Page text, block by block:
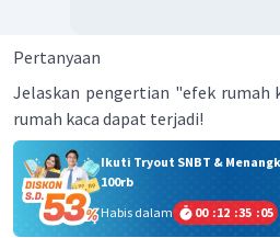
Pertanyaan
Jelaskan pengertian "efek rumah
rumah kaca dapat terjadi!
Ikuti Tryout SNBT &
100rb
Habis dalam
00 :12 :35 :05